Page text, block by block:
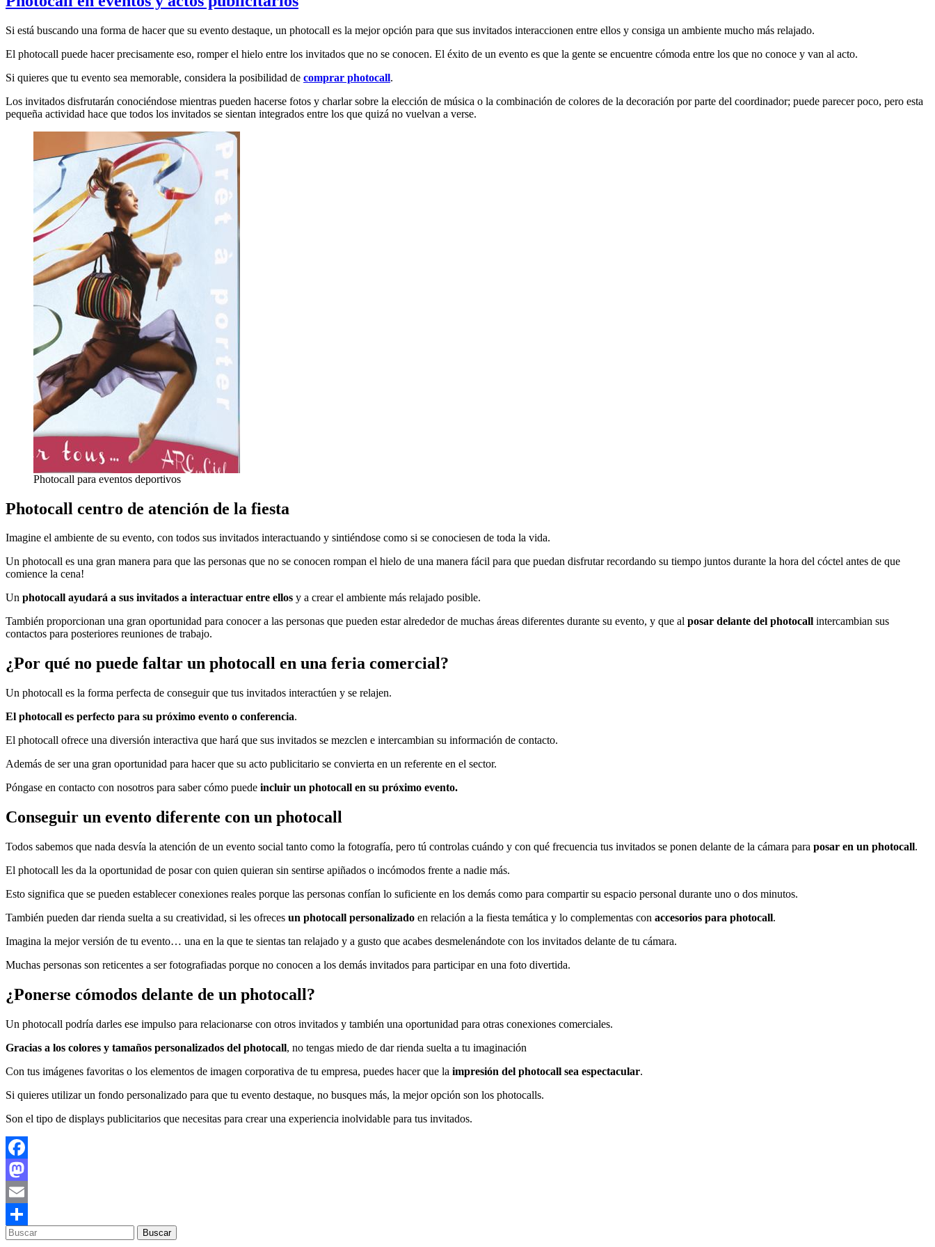
Si está buscando una forma de hacer que su evento destaque, un photocall es la mejor opción para que sus invitados interaccionen entre ellos y consiga un ambiente mucho más relajado.
El photocall puede hacer precisamente eso, romper el hielo entre los invitados que no se conocen. El éxito de un evento es que la gente se encuentre cómoda entre los que no conoce y van al acto.
Si quieres que tu evento sea memorable, considera la posibilidad de comprar photocall.
Los invitados disfrutarán conociéndose mientras pueden hacerse fotos y charlar sobre la elección de música o la combinación de colores de la decoración por parte del coordinador; puede parecer poco, pero esta
pequeña actividad hace que todos los invitados se sientan integrados entre los que quizá no vuelvan a verse.
Photocall para eventos deportivos
Photocall centro de atención de la fiesta
Imagine el ambiente de su evento, con todos sus invitados interactuando y sintiéndose como si se conociesen de toda la vida.
Un photocall es una gran manera para que las personas que no se conocen rompan el hielo de una manera fácil para que puedan disfrutar recordando su tiempo juntos durante la hora del cóctel antes de que
comience la cena!
Un photocall ayudará a sus invitados a interactuar entre ellos y a crear el ambiente más relajado posible.
También proporcionan una gran oportunidad para conocer a las personas que pueden estar alrededor de muchas áreas diferentes durante su evento, y que al posar delante del photocall intercambian sus
contactos para posteriores reuniones de trabajo.
¿Por qué no puede faltar un photocall en una feria comercial?
Un photocall es la forma perfecta de conseguir que tus invitados interactúen y se relajen.
El photocall es perfecto para su próximo evento o conferencia.
El photocall ofrece una diversión interactiva que hará que sus invitados se mezclen e intercambian su información de contacto.
Además de ser una gran oportunidad para hacer que su acto publicitario se convierta en un referente en el sector.
Póngase en contacto con nosotros para saber cómo puede incluir un photocall en su próximo evento.
Conseguir un evento diferente con un photocall
Todos sabemos que nada desvía la atención de un evento social tanto como la fotografía, pero tú controlas cuándo y con qué frecuencia tus invitados se ponen delante de la cámara para posar en un photocall.
El photocall les da la oportunidad de posar con quien quieran sin sentirse apiñados o incómodos frente a nadie más.
Esto significa que se pueden establecer conexiones reales porque las personas confían lo suficiente en los demás como para compartir su espacio personal durante uno o dos minutos.
También pueden dar rienda suelta a su creatividad, si les ofreces un photocall personalizado en relación a la fiesta temática y lo complementas con accesorios para photocall.
Imagina la mejor versión de tu evento… una en la que te sientas tan relajado y a gusto que acabes desmelenándote con los invitados delante de tu cámara.
Muchas personas son reticentes a ser fotografiadas porque no conocen a los demás invitados para participar en una foto divertida.
¿Ponerse cómodos delante de un photocall?
Un photocall podría darles ese impulso para relacionarse con otros invitados y también una oportunidad para otras conexiones comerciales.
Gracias a los colores y tamaños personalizados del photocall, no tengas miedo de dar rienda suelta a tu imaginación
Con tus imágenes favoritas o los elementos de imagen corporativa de tu empresa, puedes hacer que la impresión del photocall sea espectacular.
Si quieres utilizar un fondo personalizado para que tu evento destaque, no busques más, la mejor opción son los photocalls.
Son el tipo de displays publicitarios que necesitas para crear una experiencia inolvidable para tus invitados.
Facebook
Mastodon
Email
Compartir